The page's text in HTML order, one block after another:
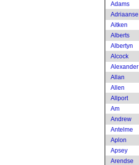
Adams
Adriaanse
Aitken
Alberts
Albertyn
Alcock
Alexander
Allan
Allen
Allport
Am
Andrew
Antelme
Aplon
Apsey
Arendse